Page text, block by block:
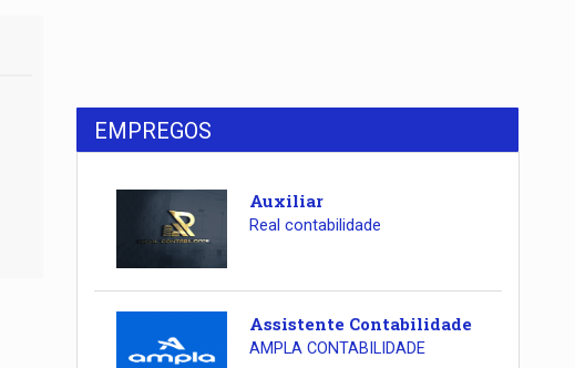
EMPREGOS
Auxiliar
Real contabilidade
Assistente Contabilidade
AMPLA CONTABILIDADE